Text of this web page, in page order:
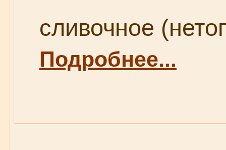
сливочное
Подробнее...